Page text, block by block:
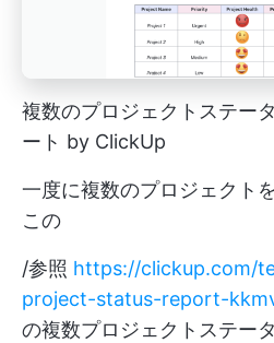
複数のプロジェクトステー
ート by ClickUp
一度に複数のプロジェクト
この
/参照 https://clickup.com/
project-status-report-
の複数プロジェクトステー